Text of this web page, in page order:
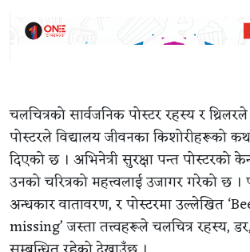
चलचित्रको सार्वजनिक पोस्टर रहस्य र
पोस्टरले विद्यालय जीवनका किशोरीहरूको
दिएको छ । अभिनेत्री सुरक्षा पन्त पोस्टरको
उनको चरित्रको महत्त्वलाई उजागर गरेको छ ।
अन्धकार वातावरण, र पोस्टरमा उल्लेखित
missing’ जस्ता तत्त्वहरूले चलचित्र रहस्य,